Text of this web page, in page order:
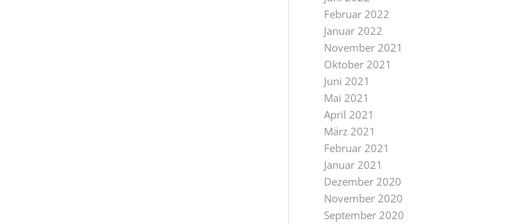
Februar 2022
Januar 2022
November 2021
Oktober 2021
Juni 2021
Mai 2021
April 2021
März 2021
Februar 2021
Januar 2021
Dezember 2020
November 2020
September 2020